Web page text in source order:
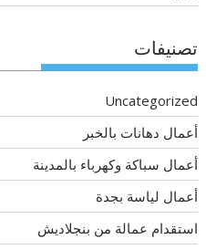
تصنيفات
Uncategorized
أعمال دهانات بالخبر
أعمال سباكة وكهرباء بالمدينة
أعمال لياسة بجدة
استقدام عمالة من بنجلاديش